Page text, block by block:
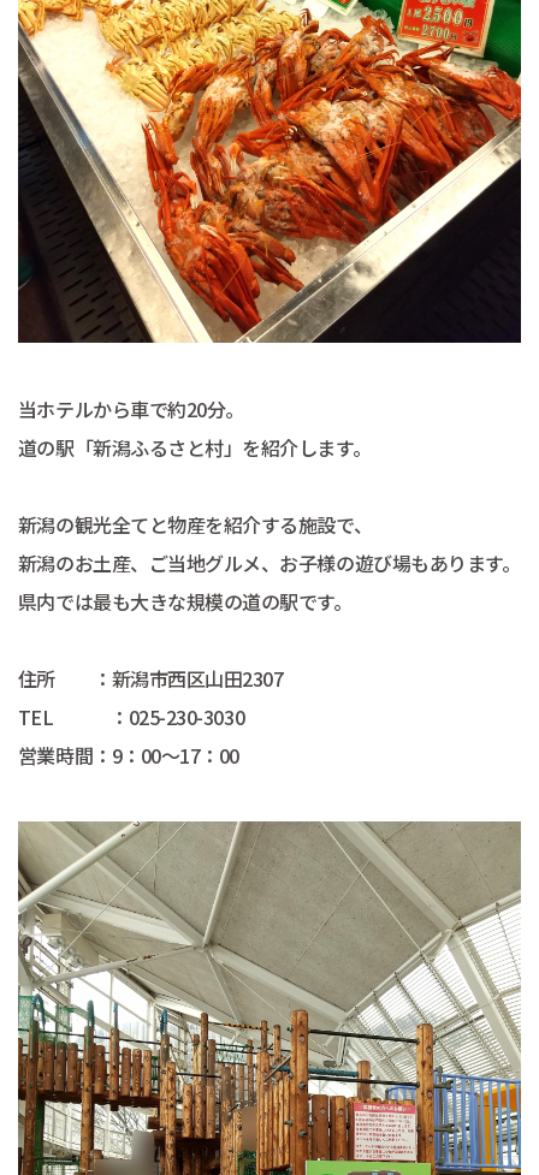
当ホテルから車で約20分。
道の駅「新潟ふるさと村」を紹介します。
新潟の観光全てと物産を紹介する施設で、
新潟のお土産、ご当地グルメ、お子様の遊び場もあります。
県内では最も大きな規模の道の駅です。
住所 ：新潟市西区山田2307
TEL ：025-230-3030
営業時間：9：00～17：00